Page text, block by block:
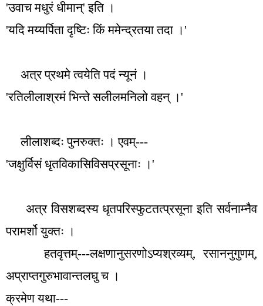
'उवाच मधुरं धीमान्'इति ।
'यदि मय्यर्पिता दृष्टिः किं ममेन्द्रतया तदा । '
अत्र प्रथमे त्वयेति पदं न्यूनं ।
'रतिलीलाश्रमं भिन्ते सलीलमनिलो वहन् । '
लीलाशब्दः पुनरुक्तः । एवम्---
'जक्षुर्विसं धृतविकासिविसप्रसूनाः । '
अत्र विसशब्दस्य धृतपरिस्फुटतत्प्रसूना इति सर्वनाम्नैव
परामर्शो युक्तः ।
हतवृत्तम्---लक्षणानुसरणोऽप्यश्रव्यम्,रसाननुगुणम्,
अप्राप्तगुरुभावान्तलघु च ।
क्रमेण यथा---